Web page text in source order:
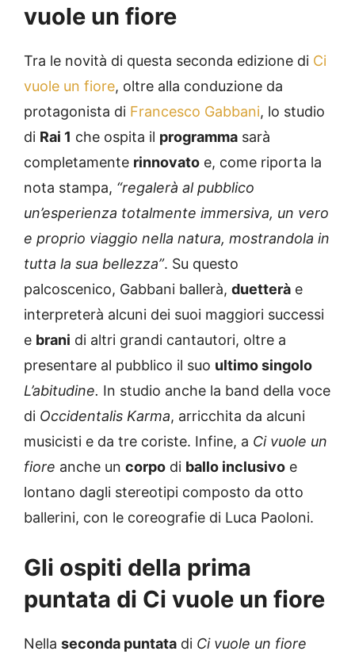
vuole un fiore
Tra le novità di questa seconda edizione di Ci
vuole un fiore, oltre alla conduzione da
protagonista di Francesco Gabbani, lo studio
di Rai 1 che ospita il programma sarà
completamente rinnovato e, come riporta la
nota stampa, “regalerà al pubblico
un’esperienza totalmente immersiva, un vero
e proprio viaggio nella natura, mostrandola in
tutta la sua bellezza”. Su questo
palcoscenico, Gabbani ballerà, duetterà e
interpreterà alcuni dei suoi maggiori successi
e brani di altri grandi cantautori, oltre a
presentare al pubblico il suo ultimo singolo
L’abitudine. In studio anche la band della voce
di Occidentalis Karma, arricchita da alcuni
musicisti e da tre coriste. Infine, a Ci vuole un
fiore anche un corpo di ballo inclusivo e
lontano dagli stereotipi composto da otto
ballerini, con le coreografie di Luca Paoloni.
Gli ospiti della prima
puntata di Ci vuole un fiore
Nella seconda puntata di Ci vuole un fiore